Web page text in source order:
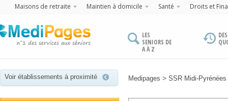
Maisons de retraite Maintien à domicile Santé Droits et
LES
SENIORS DE
A À Z
Voir établissements à proximité Medipages > SSR Midi-Pyrénées